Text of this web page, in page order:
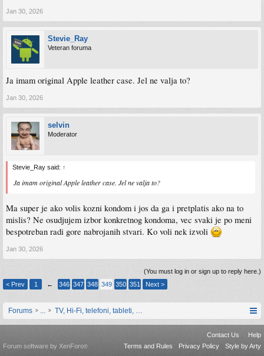
Jan 30, 2026
Stevie_Ray
Veteran foruma
Ja imam original Apple leather case. Jel ne valja to?
Jan 30, 2026
selvin
Moderator
Stevie_Ray said: ↑
Ja imam original Apple leather case. Jel ne valja to?
Ma super je ako volis kozni kondom i jos da ga i pretplatis ako na to
mislis? Ne osudjujem izbor konkretnog kondoma, vec svaki je po meni
bespotreban radi gore nabrojanih stvari. Ko voli nek izvoli
Jan 30, 2026
(You must log in or sign up to reply here.)
< Prev
1 ← 346 347 348 349 350 351 Next >
Forums TV, Hi-Fi, telefoni, tableti, satovi, IoT oprema
Contact Us
Help
Terms and Rules
Privacy Policy Style by Arty
Forum software by XenForo®